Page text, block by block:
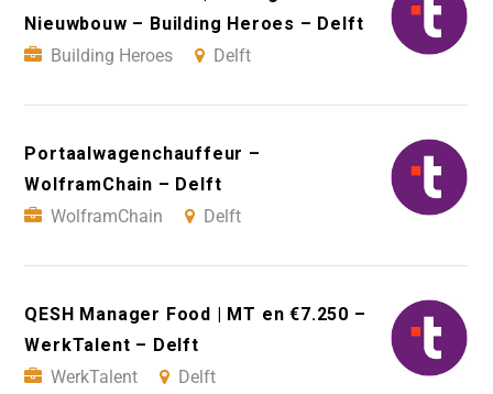
Nieuwbouw – Building Heroes – Delft
Building Heroes
Delft
Portaalwagenchauffeur –
WolframChain – Delft
WolframChain
Delft
QESH Manager Food | MT en €7.250 –
WerkTalent – Delft
WerkTalent
Delft